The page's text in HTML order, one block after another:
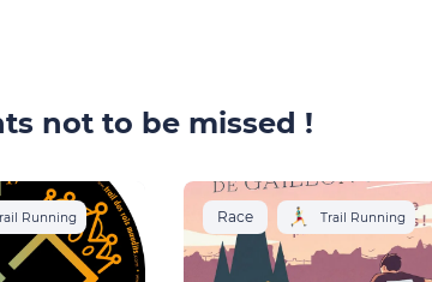
not to be missed !
Running Race Trail Running